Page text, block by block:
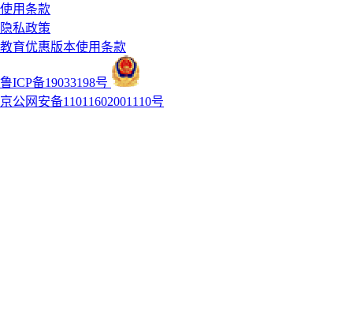
使用条款
隐私政策
教育优惠版本使用条款
鲁ICP备19033198号
京公网安备11011602001110号